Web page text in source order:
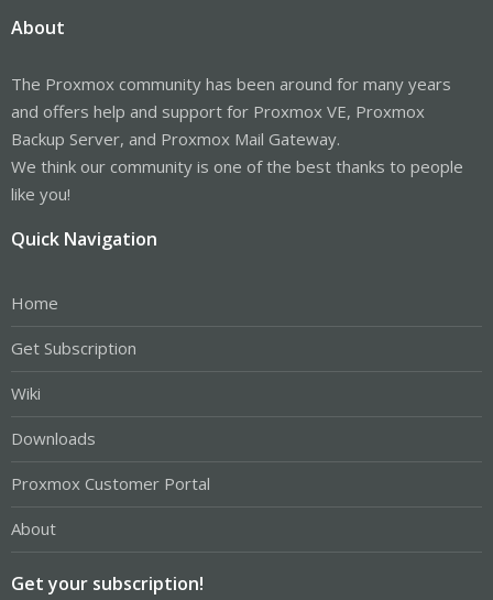
About
The Proxmox community has been around for many years
and offers help and support for Proxmox VE, Proxmox
Backup Server, and Proxmox Mail Gateway.
We think our community is one of the best thanks to people
like you!
Quick Navigation
Home
Get Subscription
Wiki
Downloads
Proxmox Customer Portal
About
Get your subscription!